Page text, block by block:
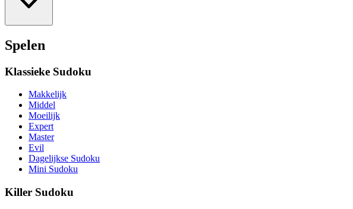
Spelen
Klassieke Sudoku
Makkelijk
Middel
Moeilijk
Expert
Master
Evil
Dagelijkse Sudoku
Mini Sudoku
Killer Sudoku